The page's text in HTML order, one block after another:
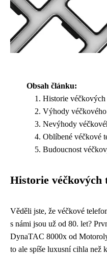
Obsah článku:
Historie véčkových
Výhody véčkového
Nevýhody
Oblíbené véčkové
Budoucnost
Historie véčkových
Věděli jste, že véčkové
s námi jsou už od 80. let?
DynaTAC 8000x od
to ale spíše luxusní cihla než